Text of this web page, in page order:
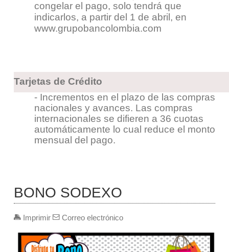
congelar el pago, solo tendrá que
indicarlos, a partir del 1 de abril, en
www.grupobancolombia.com
Tarjetas de Crédito
- Incrementos en el plazo de las compras
nacionales y avances. Las compras
internacionales se difieren a 36 cuotas
automáticamente lo cual reduce el monto
mensual del pago.
BONO SODEXO
Imprimir Correo electrónico